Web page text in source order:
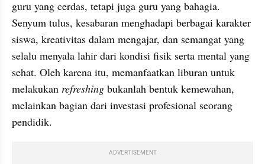
guru yang cerdas, tetapi juga guru yang bahagia.
Senyum tulus, kesabaran menghadapi berbagai karakter
siswa, kreativitas dalam mengajar, dan semangat yang
selalu menyala lahir dari kondisi fisik serta mental yang
sehat. Oleh karena itu, memanfaatkan liburan untuk
melakukan refreshing bukanlah bentuk kemewahan,
melainkan bagian dari investasi profesional seorang
pendidik.
ADVERTISEMENT